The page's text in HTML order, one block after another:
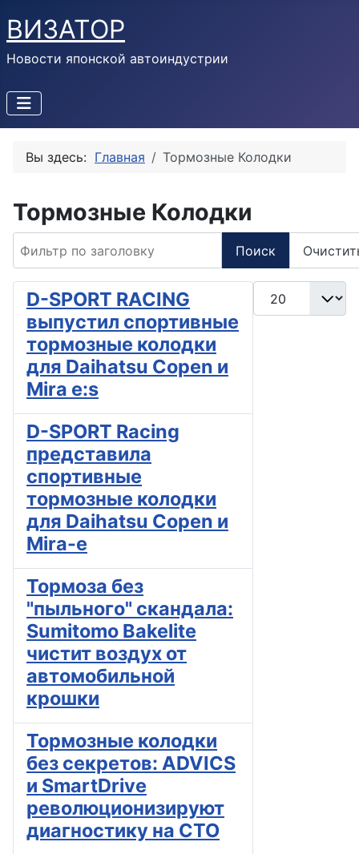
ВИЗАТОР
Новости японской автоиндустрии
Вы здесь: Главная Тормозные Колодки
Тормозные Колодки
Поиск
Кол-во строк:
D-SPORT RACING
выпустил спортивные
тормозные колодки
для Daihatsu Copen и
Mira e:s
D-SPORT Racing
представила
спортивные
тормозные колодки
для Daihatsu Copen и
Mira-e
Тормоза без
"пыльного" скандала:
Sumitomo Bakelite
чистит воздух от
автомобильной
крошки
Тормозные колодки
без секретов: ADVICS
и SmartDrive
революционизируют
диагностику на СТО